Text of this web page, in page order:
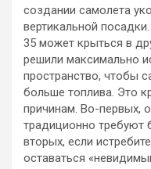
создании самолета
вертикальной
35 может крыться в
решили максимально
пространство, чтобы
больше топлива. Это
причинам. Во-первых,
традиционно требуют
вторых, если
оставаться